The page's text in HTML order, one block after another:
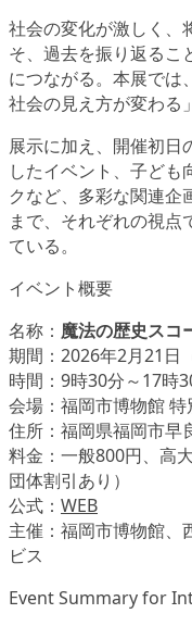
社会の変化が激しく、
そ、過去を振り返るこ
につながる。本展では
社会の見え方が変わる
展示に加え、開催初日
したイベント、子ども
クなど、多彩な関連企
まで、それぞれの視点
ている。
イベント概要
名称： 魔法の歴史スコ
期間：2026年2月21日
時間：9時30分～17時
会場：福岡市博物館
住所：福岡県福岡市早
料金：一般800円、高
団体割引あり）
公式： WEB
主催：福岡市博物館、
ビス
Event Summary for